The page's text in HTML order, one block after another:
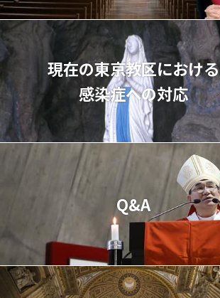
現在の東京教区における
感染症への対応
Q&A